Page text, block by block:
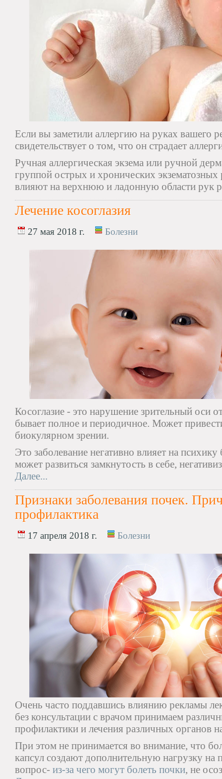
Если вы заметили аллергию на руках вашего
свидетельствует о том, что он страдает
Ручная аллергическая экзема или ручной
группой острых и хронических экзематозных
влияют на верхнюю и ладонную области рук
Лечение косоглазия
27 мая 2018 г. Болезни
Косоглазие - это нарушение зрительный оси
бывает полное и периодичное. Может
биокулярном зрении.
Это заболевание негативно влияет на
может развиться замкнутость в себе,
Далее...
Признаки заболевания почек.
профилактика
17 апреля 2018 г. Болезни
Очень часто поддавшись влиянию рекламы
без консультации с врачом принимаем
профилактики и лечения различных органов
При этом не принимается во внимание, что
капсул создают дополнительную нагрузку на
вопрос- из-за чего могут болеть почки, не